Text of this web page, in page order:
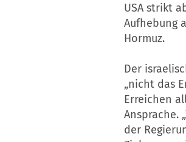
USA strikt
Aufhebung
Hormuz.
Der
„nicht das
Erreichen
Ansprache.
der